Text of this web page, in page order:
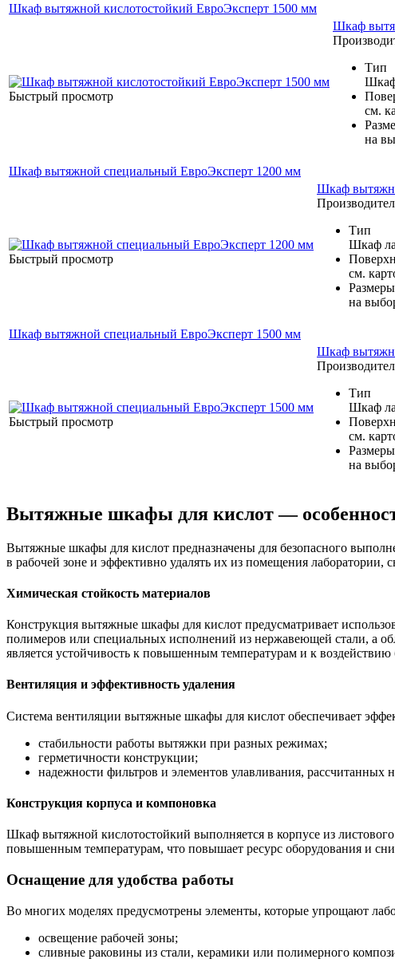
Шкаф вытяжной кислотостойкий ЕвроЭксперт 1500 мм
Быстрый просмотр
Шкаф
Тип
Шкаф
см.
на
Шкаф вытяжной специальный ЕвроЭксперт 1200 мм
Быстрый просмотр
Шкаф
Тип
Шкаф
см.
Размеры
на
Шкаф вытяжной специальный ЕвроЭксперт 1500 мм
Быстрый просмотр
Шкаф
Тип
Шкаф
см.
Размеры
на
Вытяжные шкафы для кислот —
Вытяжные шкафы для кислот предназначены для безопасного
в рабочей зоне и эффективно удалять их из помещения лаборатории,
Химическая стойкость материалов
Конструкция вытяжные шкафы для кислот предусматривает
полимеров или специальных исполнений из нержавеющей стали, а
является устойчивость к повышенным температурам и к воздействию
Вентиляция и эффективность удаления
Система вентиляции вытяжные шкафы для кислот обеспечивает
стабильности работы вытяжки при разных режимах;
герметичности конструкции;
надежности фильтров и элементов улавливания,
Конструкция корпуса и компоновка
Шкаф вытяжной кислотостойкий выполняется в корпусе из
повышенным температурам, что повышает ресурс оборудования и
Оснащение для удобства работы
Во многих моделях предусмотрены элементы, которые упрощают
освещение рабочей зоны;
сливные раковины из стали, керамики или полимерного